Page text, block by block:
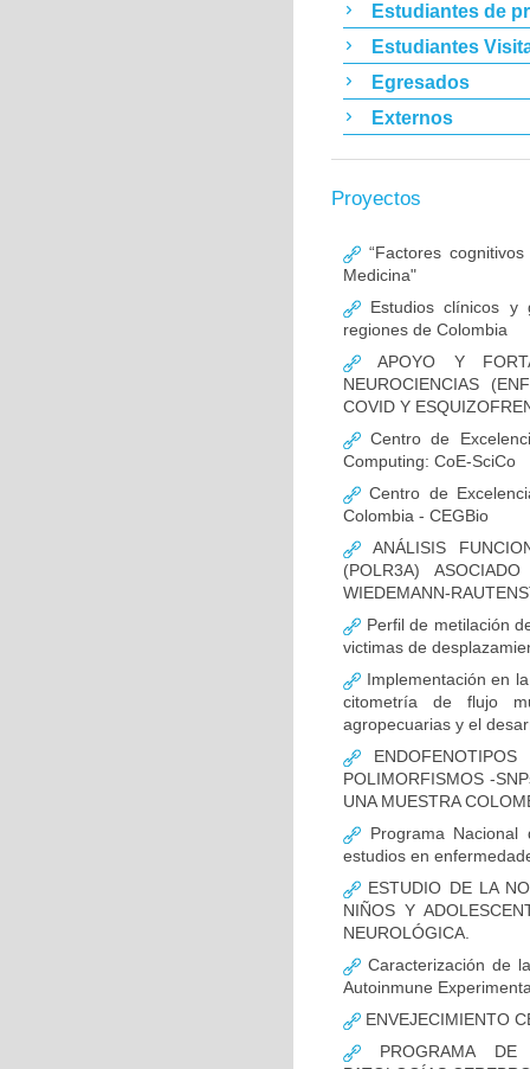
Estudiantes de
Estudiantes
Egresados
Externos
Proyectos
“Factores
Medicina"
Estudios clínicos y
regiones de Colombia
APOYO Y
NEUROCIENCIAS
COVID Y
Centro de
Computing: CoE-SciCo
Centro de
Colombia - CEGBio
ANÁLISIS
(POLR3A)
WIEDEMANN-
Perfil de metilación
victimas de
Implementación en
citometría de flujo
agropecuarias y el
POLIMORFISMOS -
UNA MUESTRA
Programa Nacional
estudios en
ESTUDIO DE LA
NIÑOS Y
NEUROLÓGICA.
Caracterización de
Autoinmune
ENVEJECIMIENTO
PROGRAMA DE